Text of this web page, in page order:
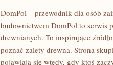
DomPol – przewodnik dla osób
budownictwem DomPol to serwis
drewnianych. To inspirujące
poznać zalety drewna. Strona
pojawiają się wtedy, gdy ktoś